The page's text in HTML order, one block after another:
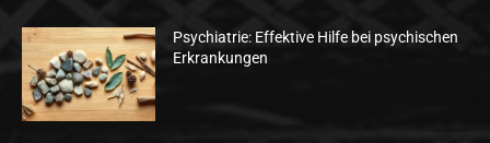
Psychiatrie: Effektive Hilfe bei psychischen
Erkrankungen